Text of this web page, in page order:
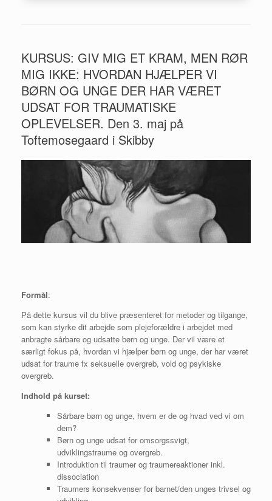
KURSUS: GIV MIG ET KRAM, MEN RØR
MIG IKKE: HVORDAN HJÆLPER VI
BØRN OG UNGE DER HAR VÆRET
UDSAT FOR TRAUMATISKE
OPLEVELSER. Den 3. maj på
Toftemosegaard i Skibby
Formål:
På dette kursus vil du blive præsenteret for metoder og tilgange,
som kan styrke dit arbejde som plejeforældre i arbejdet med
anbragte sårbare og udsatte børn og unge. Der vil være et
særligt fokus på, hvordan vi hjælper børn og unge, der har været
udsat for traume fx seksuelle overgreb, vold og psykiske
overgreb.
Indhold på kurset:
Sårbare børn og unge, hvem er de og hvad ved vi om
dem?
Børn og unge udsat for omsorgssvigt,
udviklingstraume og overgreb.
Introduktion til traumer og traumereaktioner inkl.
dissociation
Traumers konsekvenser for barnet/den unges trivsel og